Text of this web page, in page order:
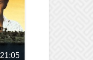
21:05